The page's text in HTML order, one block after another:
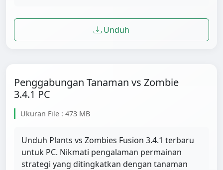
Unduh
Penggabungan Tanaman vs Zombie
3.4.1 PC
Ukuran File : 473 MB
Unduh Plants vs Zombies Fusion 3.4.1 terbaru
untuk PC. Nikmati pengalaman permainan
strategi yang ditingkatkan dengan tanaman